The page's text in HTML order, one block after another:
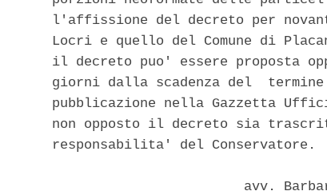
l'affissione del decreto per
Locri e quello del Comune di
il decreto puo' essere proposta
giorni dalla scadenza del
pubblicazione nella Gazzetta
non opposto il decreto sia
responsabilita' del Conservatore.
avv.